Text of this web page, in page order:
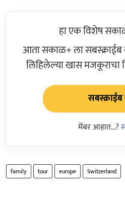
हा एक विशेष
आता सकाळ+ ला
लिहिलेल्या खास मजकूराचा
मेंबर आहात...?
family tour europe Switzerland